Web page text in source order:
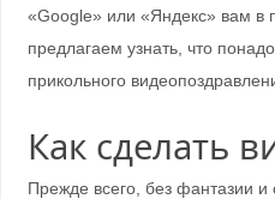
«Google» или «Яндекс» вам в
предлагаем узнать, что
прикольного
Как сделать
Прежде всего, без фантазии